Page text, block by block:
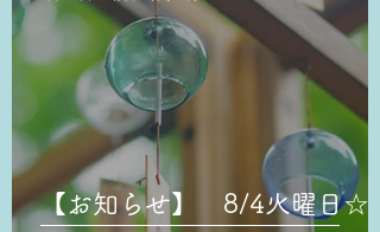
【お知らせ】 8/4火曜日☆